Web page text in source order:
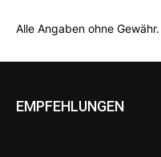
Alle Angaben ohne Gewähr.
EMPFEHLUNGEN